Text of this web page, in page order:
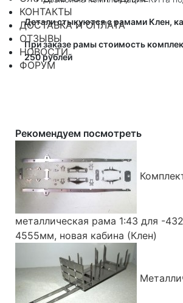
КОНТАКТЫ
ДОСТАВКА И ОПЛАТА
ОТЗЫВЫ
НОВОСТИ
ФОРУМ
Детали стыкуются с рамами Клен,
При заказе рамы стоимость
250 рублей
Рекомендуем посмотреть
металлическая рама 1:43 для -
4555мм, новая кабина (Клен)